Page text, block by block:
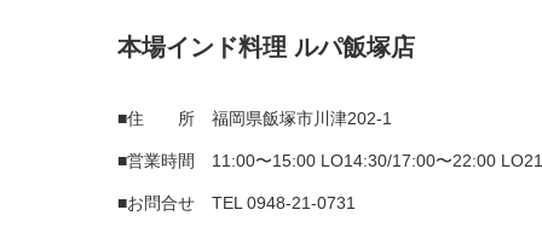
本場インド料理 ルパ飯塚店
■住 所 福岡県飯塚市川津202-1
■営業時間 11:00〜15:00 LO14:30/17:00〜22:00
■お問合せ TEL0948-21-0731